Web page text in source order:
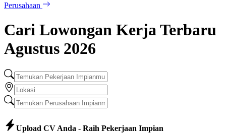
Perusahaan
Cari Lowongan Kerja Terbaru
Agustus 2026
Upload CV Anda - Raih Pekerjaan Impian